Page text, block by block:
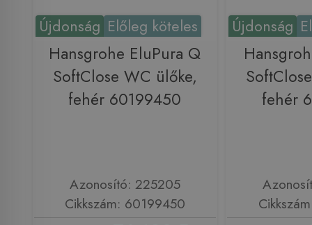
Újdonság Előleg köteles
Hansgrohe EluPura Q
SoftClose WC ülőke,
fehér 60199450
Azonosító: 225205
Cikkszám: 60199450
Újdonság
fehér